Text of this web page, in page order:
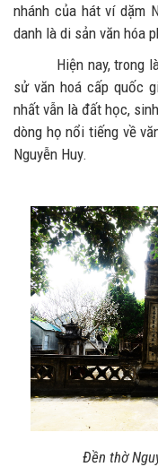
nhánh của hát ví dặm
danh là di sản văn hóa
Hiện nay, trong
sử văn hoá cấp quốc
nhất vẫn là đất học,
dòng họ nổi tiếng về
Nguyễn Huy.
Đền thờ